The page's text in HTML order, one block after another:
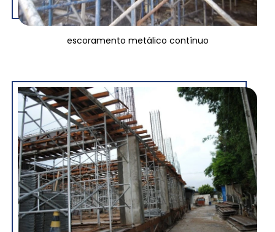
escoramento metálico contínuo